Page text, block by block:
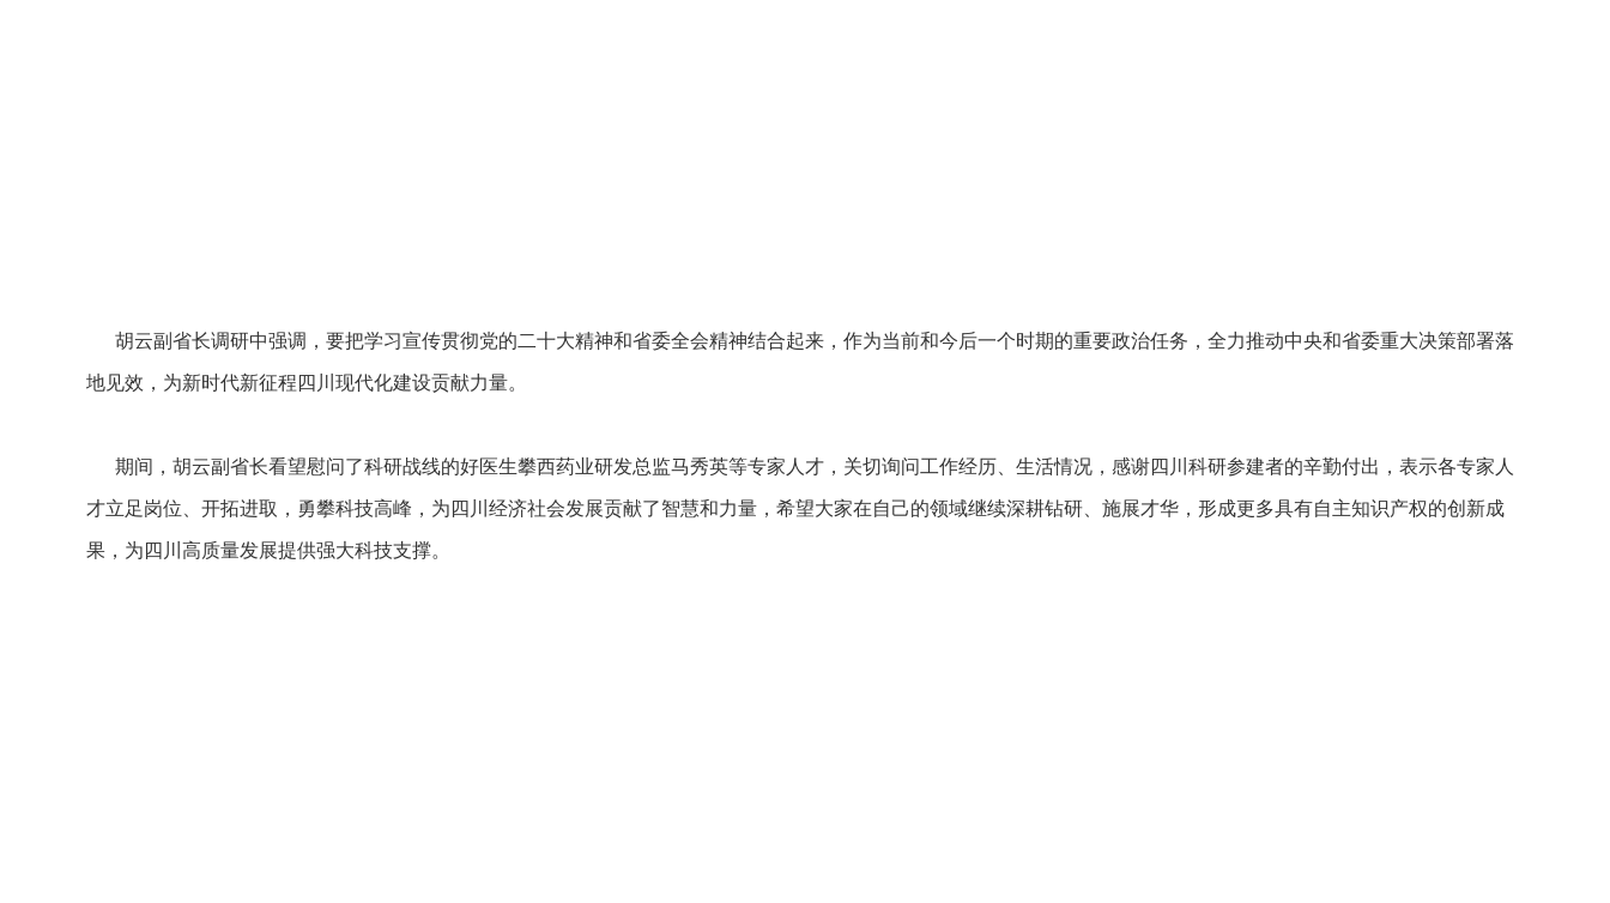
胡云副省长调研中强调，要把学习宣传贯彻党的二十大精神和省委全会精神结合起来，作为当前和今后一个时期的重要政治任务，全力推动中央和省委重大决策部署落
地见效，为新时代新征程四川现代化建设贡献力量。
期间，胡云副省长看望慰问了科研战线的好医生攀西药业研发总监马秀英等专家人才，关切询问工作经历、生活情况，感谢四川科研参建者的辛勤付出，表示各专家人
才立足岗位、开拓进取，勇攀科技高峰，为四川经济社会发展贡献了智慧和力量，希望大家在自己的领域继续深耕钻研、施展才华，形成更多具有自主知识产权的创新成
果，为四川高质量发展提供强大科技支撑。